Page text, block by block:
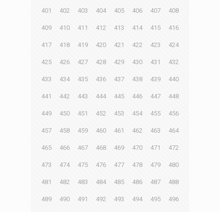
401 402 403 404 405 406 407 408
409 410 411 412 413 414 415 416
417 418 419 420 421 422 423 424
425 426 427 428 429 430 431 432
433 434 435 436 437 438 439 440
441 442 443 444 445 446 447 448
449 450 451 452 453 454 455 456
457 458 459 460 461 462 463 464
465 466 467 468 469 470 471 472
473 474 475 476 477 478 479 480
481 482 483 484 485 486 487 488
489 490 491 492 493 494 495 496